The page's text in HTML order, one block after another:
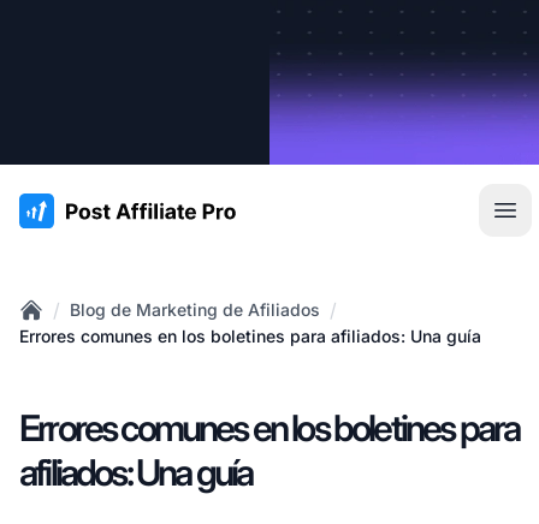
:site.title
Home
/ Blog de Marketing de Afiliados /
Errores comunes en los boletines para afiliados: Una guía
Errores comunes en los boletines para
afiliados: Una guía